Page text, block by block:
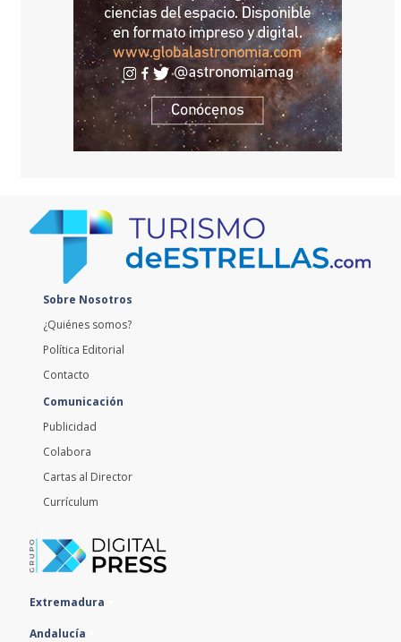
Sobre Nosotros
¿Quiénes somos?
Política Editorial
Contacto
Comunicación
Publicidad
Colabora
Cartas al Director
Currículum
Extremadura
Andalucía